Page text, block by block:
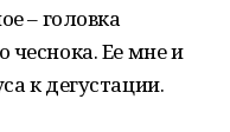
– головка
чеснока. Ее мне и
к дегустации.